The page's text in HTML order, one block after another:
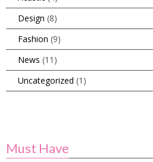
Design (8)
Fashion (9)
News (11)
Uncategorized (1)
Must Have